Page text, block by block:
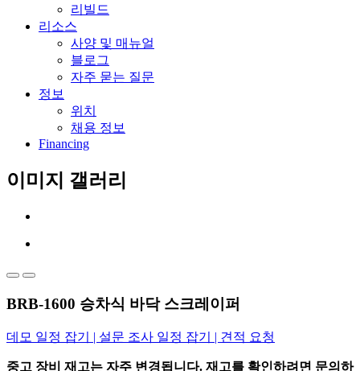
리빌드
리소스
사양 및 매뉴얼
블로그
자주 묻는 질문
정보
위치
채용 정보
Financing
이미지 갤러리
BRB-1600 승차식 바닥 스크레이퍼
데모 일정 잡기 | 설문 조사 일정 잡기 | 견적 요청
중고 장비 재고는 자주 변경됩니다. 재고를 확인하려면 문의하